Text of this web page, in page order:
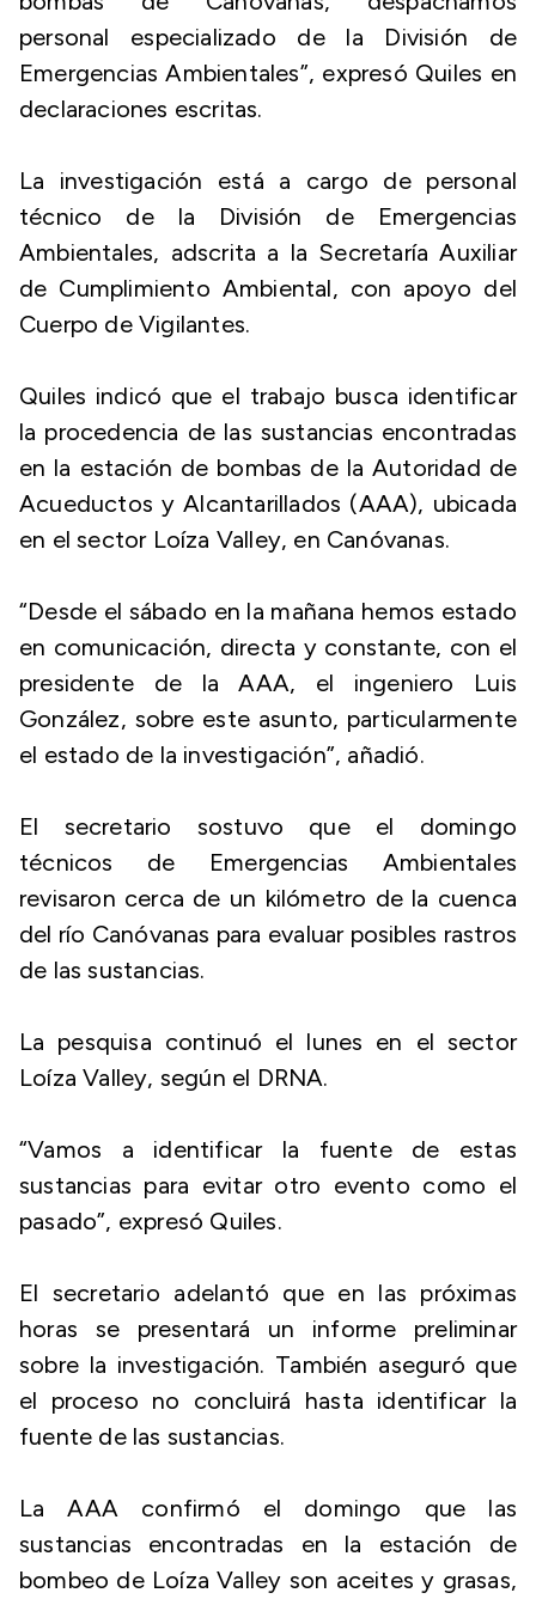
personal especializado de la División de
Emergencias Ambientales”, expresó Quiles en
declaraciones escritas.
La investigación está a cargo de personal
técnico de la División de Emergencias
Ambientales, adscrita a la Secretaría Auxiliar
de Cumplimiento Ambiental, con apoyo del
Cuerpo de Vigilantes.
Quiles indicó que el trabajo busca identificar
la procedencia de las sustancias encontradas
en la estación de bombas de la Autoridad de
Acueductos y Alcantarillados (AAA), ubicada
en el sector Loíza Valley, en Canóvanas.
“Desde el sábado en la mañana hemos estado
en comunicación, directa y constante, con el
presidente de la AAA, el ingeniero Luis
González, sobre este asunto, particularmente
el estado de la investigación”, añadió.
El secretario sostuvo que el domingo
técnicos de Emergencias Ambientales
revisaron cerca de un kilómetro de la cuenca
del río Canóvanas para evaluar posibles rastros
de las sustancias.
La pesquisa continuó el lunes en el sector
Loíza Valley, según el DRNA.
“Vamos a identificar la fuente de estas
sustancias para evitar otro evento como el
pasado”, expresó Quiles.
El secretario adelantó que en las próximas
horas se presentará un informe preliminar
sobre la investigación. También aseguró que
el proceso no concluirá hasta identificar la
fuente de las sustancias.
La AAA confirmó el domingo que las
sustancias encontradas en la estación de
bombeo de Loíza Valley son aceites y grasas,